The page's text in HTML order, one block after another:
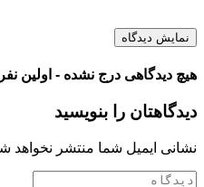
نمایش دیدگاه
هیچ دیدگاهی درج نشده - اولین
دیدگاهتان را بنویسید
نشانی ایمیل شما منتشر نخواهد